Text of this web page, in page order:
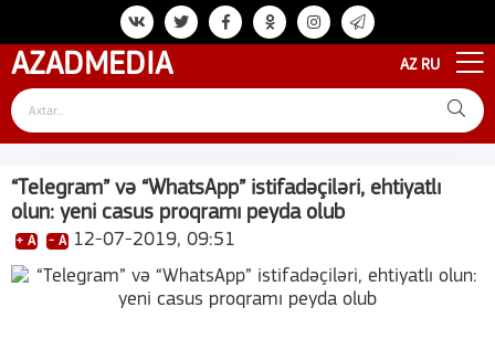
AZADMEDIA AZ RU
“Telegram” və “WhatsApp” istifadəçiləri, ehtiyatlı
olun: yeni casus proqramı peyda olub
+ A - A 12-07-2019, 09:51